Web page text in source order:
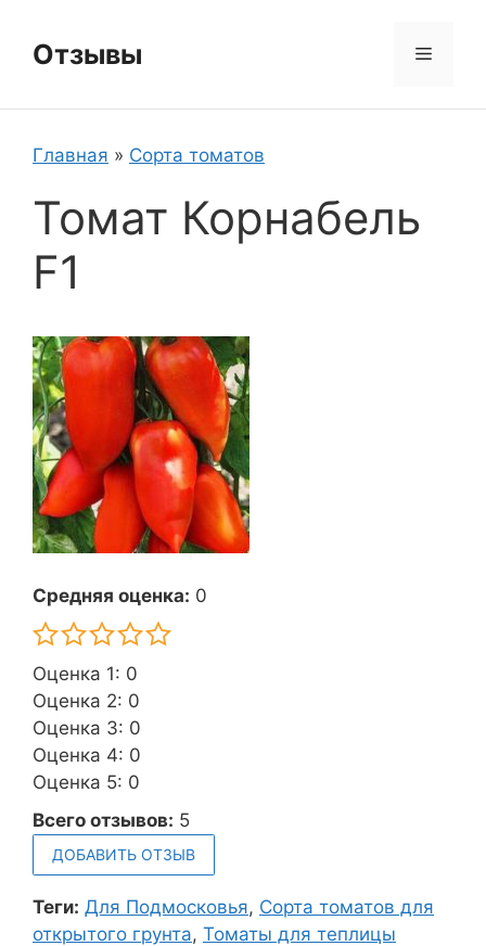
содержимому
Отзывы Меню
Главная » Сорта томатов
Томат Корнабель
F1
Средняя оценка: 0
Оценка 1: 0
Оценка 2: 0
Оценка 3: 0
Оценка 4: 0
Оценка 5: 0
Всего отзывов: 5
ДОБАВИТЬ ОТЗЫВ
Теги: Для Подмосковья, Сорта томатов для
открытого грунта, Томаты для теплицы